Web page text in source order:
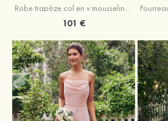
Robe trapèze col en v mousseline ras du sol robe de demoiselle d'honneur
101 €